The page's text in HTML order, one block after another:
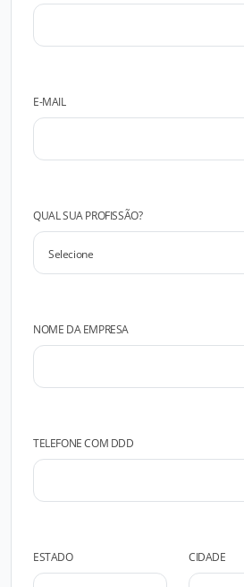
E-MAIL
QUAL SUA PROFISSÃO?
NOME DA EMPRESA
TELEFONE COM DDD
ESTADO CIDADE